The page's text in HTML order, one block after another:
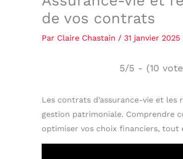
de vos contrats
Par Claire Chastain / 31 janvier 2025
5/5 - (10
Les contrats d’assurance-vie et les
gestion patrimoniale. Comprendre
optimiser vos choix financiers, tout